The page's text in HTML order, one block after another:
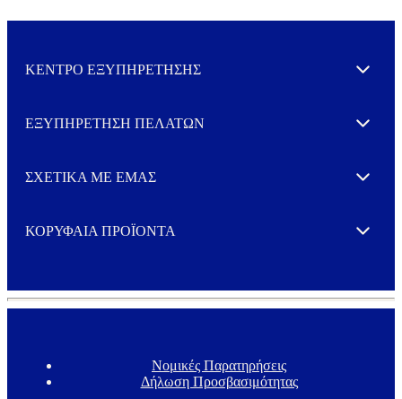
ΚΕΝΤΡΟ ΕΞΥΠΗΡΕΤΗΣΗΣ Expand
ΕΞΥΠΗΡΕΤΗΣΗ ΠΕΛΑΤΩΝ Expand
ΣΧΕΤΙΚΑ ΜΕ ΕΜΑΣ Expand
ΚΟΡΥΦΑΙΑ ΠΡΟΪΟΝΤΑ Expand
F
o
Νομικές Παρατηρήσεις
Δήλωση Προσβασιμότητας